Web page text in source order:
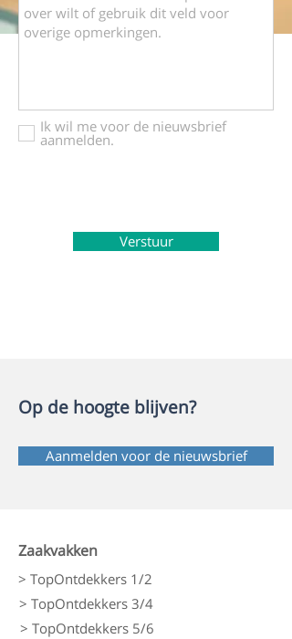
Ik wil me voor de nieuwsbrief
aanmelden.
Verstuur
Op de hoogte blijven?
Aanmelden voor de nieuwsbrief
Zaakvakken
> TopOntdekkers 1/2
> TopOntdekkers 3/4
> TopOntdekkers 5/6